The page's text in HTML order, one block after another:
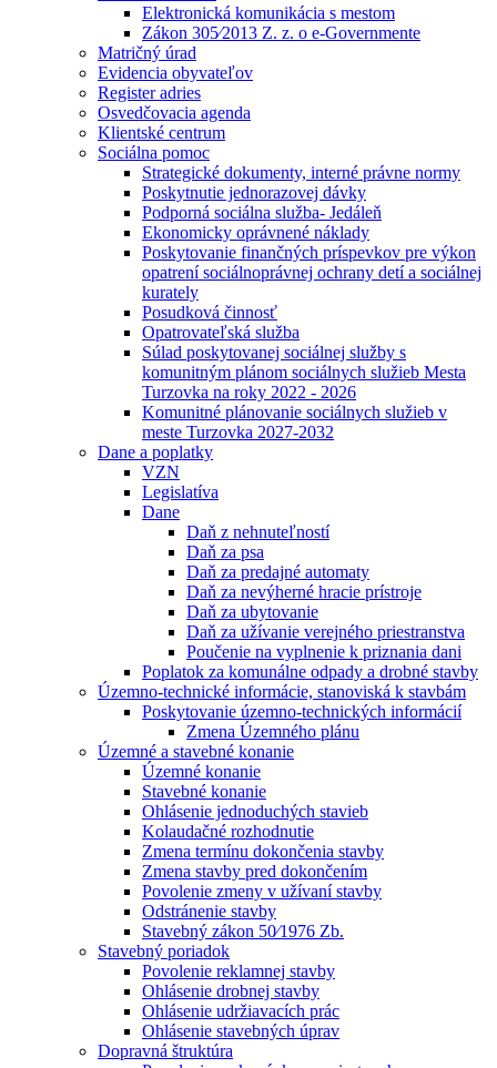
Elektronická komunikácia s mestom
Zákon 305⁄2013 Z. z. o e-Governmente
Matričný úrad
Evidencia obyvateľov
Register adries
Osvedčovacia agenda
Klientské centrum
Sociálna pomoc
Strategické dokumenty, interné právne normy
Poskytnutie jednorazovej dávky
Podporná sociálna služba- Jedáleň
Ekonomicky oprávnené náklady
Poskytovanie finančných príspevkov pre výkon
opatrení sociálnoprávnej ochrany detí a sociálnej
kurately
Posudková činnosť
Opatrovateľská služba
Súlad poskytovanej sociálnej služby s
komunitným plánom sociálnych služieb Mesta
Turzovka na roky 2022 - 2026
Komunitné plánovanie sociálnych služieb v
meste Turzovka 2027-2032
Dane a poplatky
VZN
Legislatíva
Dane
Daň z nehnuteľností
Daň za psa
Daň za predajné automaty
Daň za nevýherné hracie prístroje
Daň za ubytovanie
Daň za užívanie verejného priestranstva
Poučenie na vyplnenie k priznania dani
Poplatok za komunálne odpady a drobné stavby
Územno-technické informácie, stanoviská k stavbám
Poskytovanie územno-technických informácií
Zmena Územného plánu
Územné a stavebné konanie
Územné konanie
Stavebné konanie
Ohlásenie jednoduchých stavieb
Kolaudačné rozhodnutie
Zmena termínu dokončenia stavby
Zmena stavby pred dokončením
Povolenie zmeny v užívaní stavby
Odstránenie stavby
Stavebný zákon 50⁄1976 Zb.
Stavebný poriadok
Povolenie reklamnej stavby
Ohlásenie drobnej stavby
Ohlásenie udržiavacích prác
Ohlásenie stavebných úprav
Dopravná štruktúra